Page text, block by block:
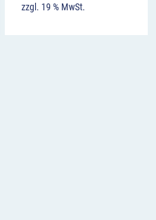
zzgl. 19 % MwSt.